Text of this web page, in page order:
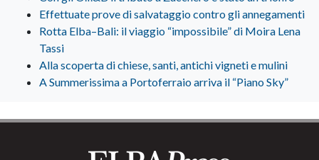
Effettuate prove di salvataggio contro gli annegamenti
Rotta Elba–Bali: il viaggio “impossibile” di Moira Lena
Tassi
Alla scoperta di chiese, santi, antichi vigneti e mulini
A Summerissima a Portoferraio arriva il “Piano Sky”